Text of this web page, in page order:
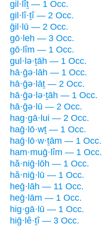
gil·lîṯ — 1 Occ.
gil·lî·ṯî — 2 Occ.
ḡil·lū — 2 Occ.
gō·leh — 3 Occ.
gō·lîm — 1 Occ.
gul·lə·ṯāh — 1 Occ.
hā·ḡə·lāh — 1 Occ.
hā·ḡə·lāṯ — 2 Occ.
hā·ḡə·lə·ṯāh — 1 Occ.
hā·ḡə·lū — 2 Occ.
hag·gā·lui — 2 Occ.
haḡ·lō·wṯ — 1 Occ.
haḡ·lō·w·ṯām — 1 Occ.
ham·muḡ·lîm — 1 Occ.
hă·niḡ·lōh — 1 Occ.
hă·niḡ·lū — 1 Occ.
heḡ·lāh — 11 Occ.
heḡ·lām — 1 Occ.
hig·gā·lū — 1 Occ.
hiḡ·lê·ṯî — 3 Occ.